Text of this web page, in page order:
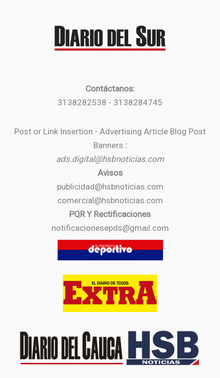
Contáctanos:
3138282538 - 3138284745
Post or Link Insertion - Advertising Article Blog Post
Banners :
ads.digital@hsbnoticias.com
Avisos
publicidad@hsbnoticias.com
comercial@hsbnoticias.com
PQR Y Rectificaciones
notificacionesepds@gmail.com